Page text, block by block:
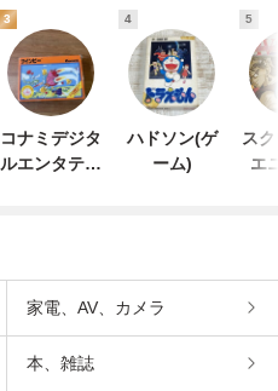
3
コナミデジタ
ルエンタテイ
4
ハドソン(ゲ
ーム)
5
ス
エ
家電、AV、カメラ
本、雑誌